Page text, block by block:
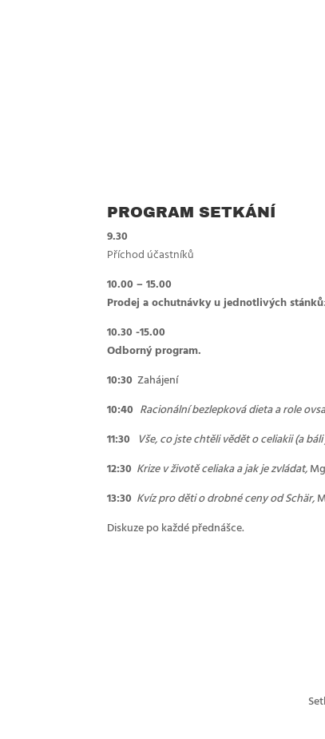
PROGRAM SETKÁNÍ
9.30
Příchod účastníků
10.00 – 15.00
Prodej a ochutnávky u jednotlivých stánků
10.30 -15.00
Odborný program.
10:30 Zahájení
10:40 Racionální bezlepková dieta a role
11:30 Vše, co jste chtěli vědět o celiakii (a
12:30 Krize v životě celiaka a jak je zvládat,
13:30 Kvíz pro děti o drobné ceny od Schär,
Diskuze po každé přednášce.